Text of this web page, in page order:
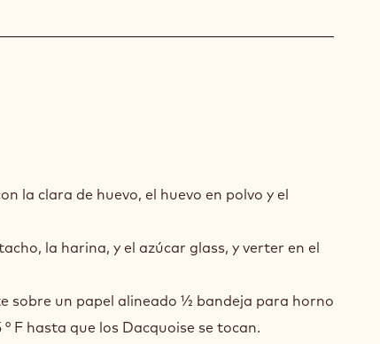
la clara de huevo, el huevo en polvo y el
la harina, y el azúcar glass, y verter en el
sobre un papel alineado ½ bandeja para horno
F hasta que los Dacquoise se tocan.